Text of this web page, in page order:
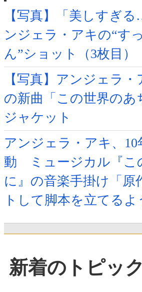
【写真】「美しすぎ
ンジェラ・アキの“す
ん”ショット（3枚目）
【写真】アンジェラ・
の新曲「この世界のあ
ジャケット
アンジェラ・アキ、
動 ミュージカル『こ
に』の音楽手掛け「原
トして脚本を立てるよ
新着のトピッ